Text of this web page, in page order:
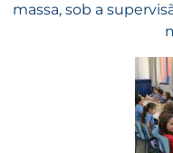
massa, sob a